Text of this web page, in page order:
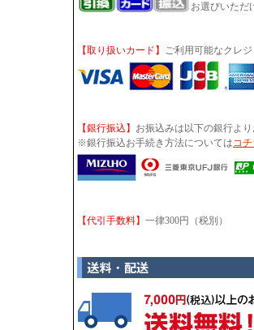
お選びいただ
【取り扱いカード】 ご利用可能なクレ
【銀行振込】 お振込みは以下の銀行より
※銀行振込お手続き方法についてはコチ
【代引手数料】 一律300円（税別）